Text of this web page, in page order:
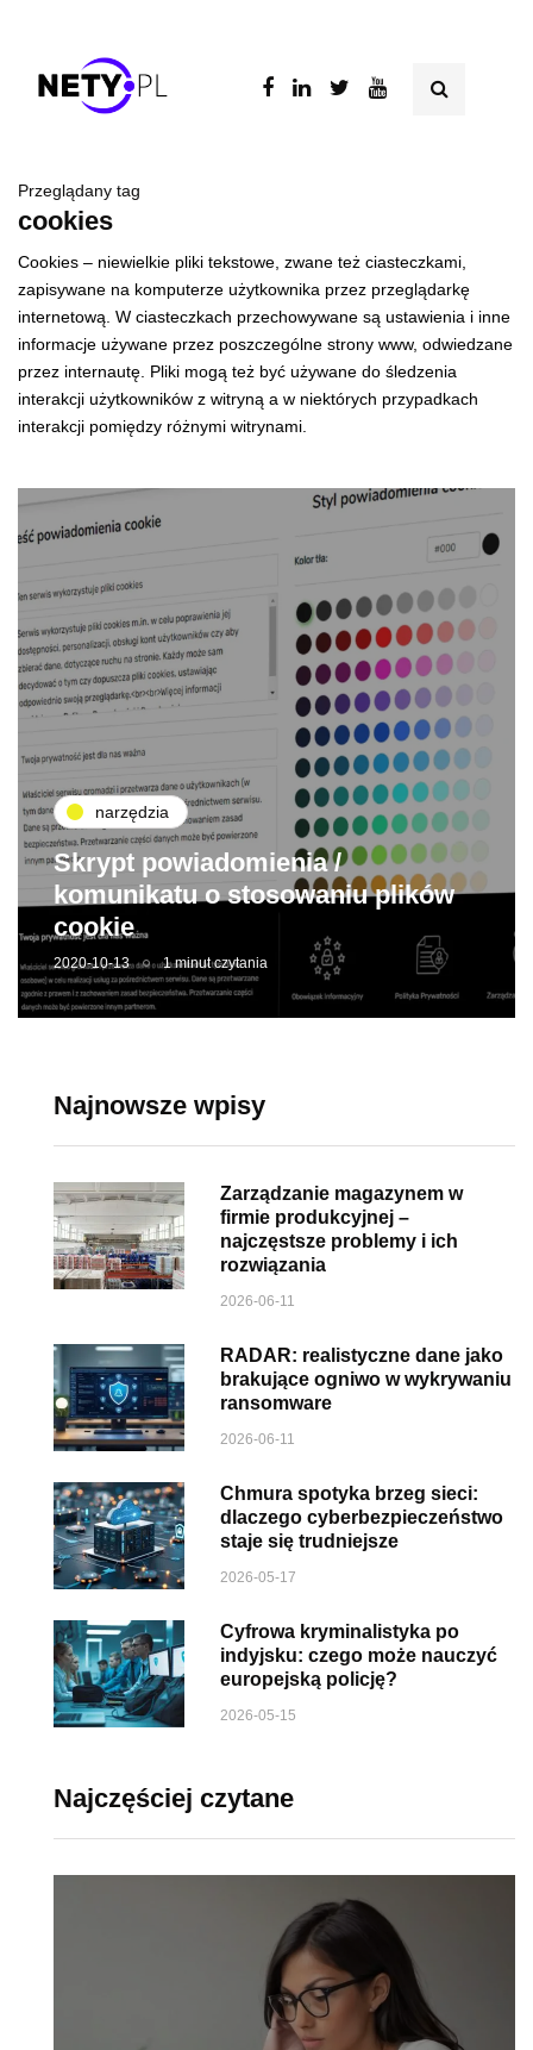
Przeglądany tag
cookies
Cookies – niewielkie pliki tekstowe, zwane też ciasteczkami,
zapisywane na komputerze użytkownika przez przeglądarkę
internetową. W ciasteczkach przechowywane są ustawienia i inne
informacje używane przez poszczególne strony www, odwiedzane
przez internautę. Pliki mogą też być używane do śledzenia
interakcji użytkowników z witryną a w niektórych przypadkach
interakcji pomiędzy różnymi witrynami.
narzędzia
Skrypt powiadomienia /
komunikatu o stosowaniu plików
cookie
2020-10-13 1 minut czytania
Najnowsze wpisy
Zarządzanie magazynem w
firmie produkcyjnej –
najczęstsze problemy i ich
rozwiązania
2026-06-11
RADAR: realistyczne dane jako
brakujące ogniwo w wykrywaniu
ransomware
2026-06-11
Chmura spotyka brzeg sieci:
dlaczego cyberbezpieczeństwo
staje się trudniejsze
2026-05-17
Cyfrowa kryminalistyka po
indyjsku: czego może nauczyć
europejską policję?
2026-05-15
Najczęściej czytane